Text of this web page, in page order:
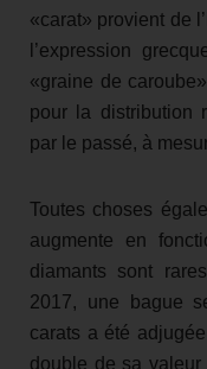
«carat» provient de
l’expression
«graine de
pour la distribution
par le passé, à
Toutes choses
augmente en
diamants sont
2017, une bague
carats a été
double de sa